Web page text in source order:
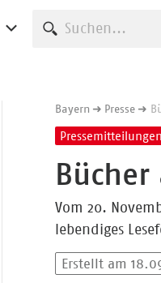
Suche starten
Bayern Presse
Pressemitteilungen
Vom 20.
lebendiges
Erstellt am